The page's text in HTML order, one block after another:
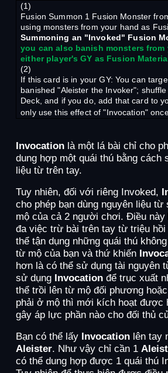
(1)
Fusion Summon 1 Fusion Monster
using monsters from your hand as
Summoning an "Invoked" Fusion
you can also banish monsters
either player's GY as Fusion
(2)
If this card is in your GY: You can
banished "Aleister the Invoker";
Deck, and if you do, add that card to
only use this effect of "Invocation"
Invocation là một lá bài chỉ cho
dung hợp một quái thú bằng cách
liệu từ trên tay.
Tuy nhiên, đối với riêng Invoked,
cho phép bạn dùng nguyên liệu từ
mộ của cả 2 người chơi. Điều này
đa việc trừ bài trên tay từ triệu
thể tận dụng những quái thú
từ mộ của bạn và thứ khiến
hơn là có thể sử dụng tài nguyên
sử dụng Invocation để trục xuất
thể trồi lên từ mộ đối phương
phải ở mộ thì mới kích hoạt được
gây áp lực phần nào cho đối thủ
Bạn có thể lấy Invocation lên tay
Aleister. Như vậy chỉ cần 1
có thể dung hợp được 1 quái thú